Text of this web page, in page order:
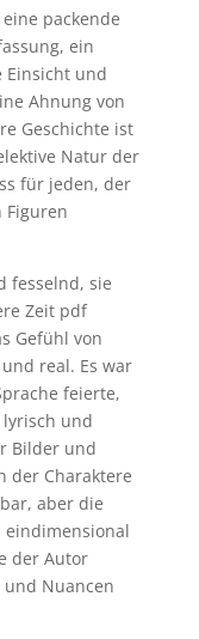
packende
ein
Einsicht und
Ahnung von
Geschichte ist
Natur der
für jeden, der
Figuren
fesselnd, sie
Zeit pdf
Gefühl von
real. Es war
feierte,
und
Bilder und
der Charaktere
aber die
der Autor
Nuancen